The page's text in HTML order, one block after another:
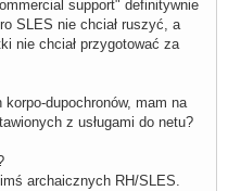
support" definitywnie
SLES nie chciał ruszyć, a
nie chciał przygotować za
dupochronów, mam na
z usługami do netu?
archaicznych RH/SLES.